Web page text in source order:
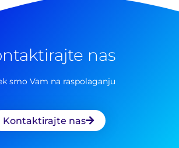
nas
smo Vam na raspolaganju
Kontaktirajte nas